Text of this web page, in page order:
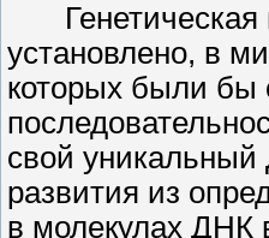
установлено, в
которых были бы
свой
развития из
в молекулах ДНК